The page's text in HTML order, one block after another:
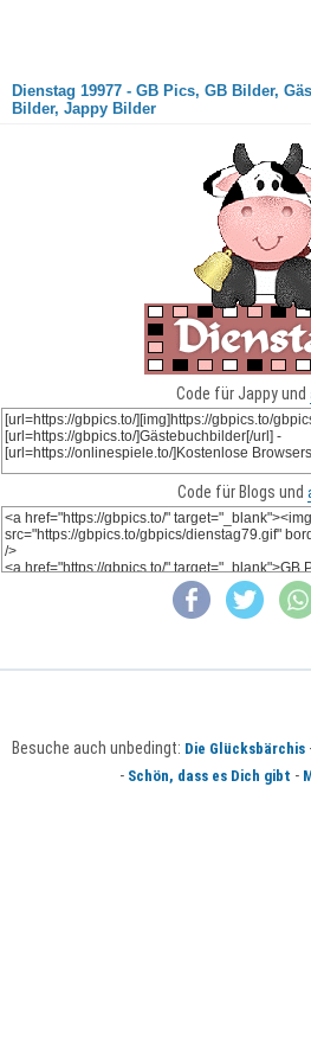
Dienstag 19977 - GB Pics, GB Bilder,
Bilder, Jappy Bilder
Code für Jappy und
Code für Blogs und
Besuche auch unbedingt: Die Glücksbärchis
- Schön, dass es Dich gibt -